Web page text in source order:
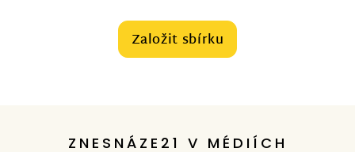
Založit sbírku
ZNESNÁZE21 V MÉDIÍCH